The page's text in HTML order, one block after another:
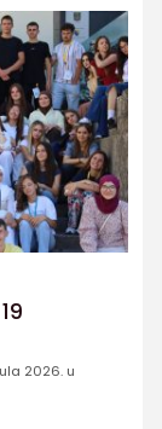
2026. u